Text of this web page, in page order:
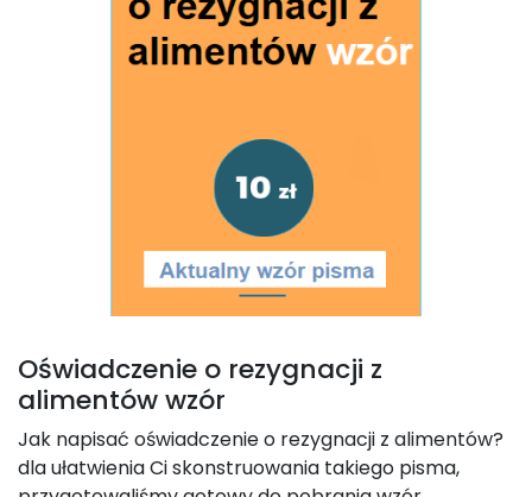
Oświadczenie o rezygnacji z
alimentów wzór
Jak napisać oświadczenie o rezygnacji z alimentów?
dla ułatwienia Ci skonstruowania takiego pisma,